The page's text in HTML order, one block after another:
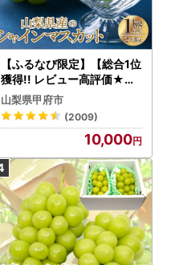
【ふるなび限定】【総合1位
獲得!! レビュー高評価★】
〈2026年度配送分〉山梨
県産 シャインマスカット 2
～3房（1.0kg以上）シャイ
ン フルーツ FN-Limited-S
P
山梨県甲府市
(2009)
10,000